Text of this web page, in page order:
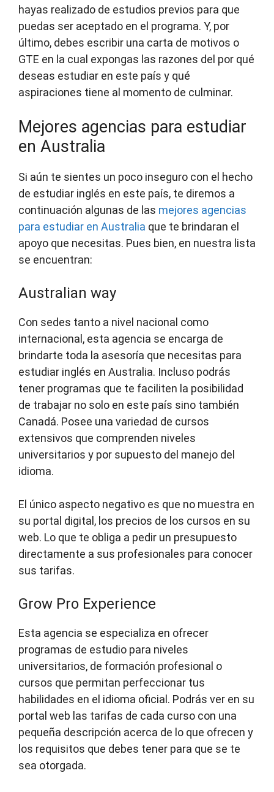
hayas realizado de estudios previos para que
puedas ser aceptado en el programa. Y, por
último, debes escribir una carta de motivos o
GTE en la cual expongas las razones del por qué
deseas estudiar en este país y qué
aspiraciones tiene al momento de culminar.
Mejores agencias para estudiar
en Australia
Si aún te sientes un poco inseguro con el hecho
de estudiar inglés en este país, te diremos a
continuación algunas de las mejores agencias
para estudiar en Australia que te brindaran el
apoyo que necesitas. Pues bien, en nuestra lista
se encuentran:
Australian way
Con sedes tanto a nivel nacional como
internacional, esta agencia se encarga de
brindarte toda la asesoría que necesitas para
estudiar inglés en Australia. Incluso podrás
tener programas que te faciliten la posibilidad
de trabajar no solo en este país sino también
Canadá. Posee una variedad de cursos
extensivos que comprenden niveles
universitarios y por supuesto del manejo del
idioma.
El único aspecto negativo es que no muestra en
su portal digital, los precios de los cursos en su
web. Lo que te obliga a pedir un presupuesto
directamente a sus profesionales para conocer
sus tarifas.
Grow Pro Experience
Esta agencia se especializa en ofrecer
programas de estudio para niveles
universitarios, de formación profesional o
cursos que permitan perfeccionar tus
habilidades en el idioma oficial. Podrás ver en su
portal web las tarifas de cada curso con una
pequeña descripción acerca de lo que ofrecen y
los requisitos que debes tener para que se te
sea otorgada.